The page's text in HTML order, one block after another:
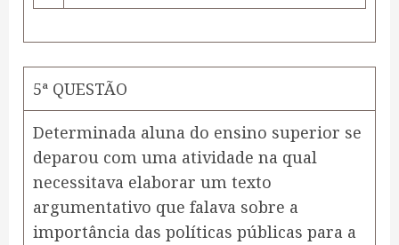
5ª QUESTÃO
Determinada aluna do ensino superior se
deparou com uma atividade na qual
necessitava elaborar um texto
argumentativo que falava sobre a
importância das políticas públicas para a